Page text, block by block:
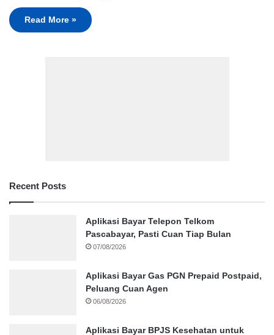
Read More »
Recent Posts
Aplikasi Bayar Telepon Telkom
Pascabayar, Pasti Cuan Tiap Bulan
07/08/2026
Aplikasi Bayar Gas PGN Prepaid Postpaid,
Peluang Cuan Agen
06/08/2026
Aplikasi Bayar BPJS Kesehatan untuk